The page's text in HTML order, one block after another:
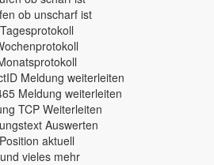
ob unscharf ist
Tagesprotokoll
Meldung weiterleiten
Meldung weiterleiten
TCP Weiterleiten
Auswerten
Position aktuell
vieles mehr